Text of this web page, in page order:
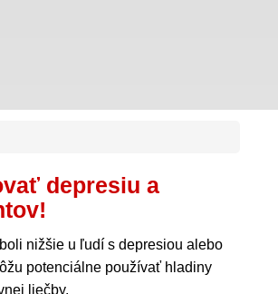
depresiu a
nižšie u ľudí s depresiou alebo
potenciálne používať hladiny
liečby.